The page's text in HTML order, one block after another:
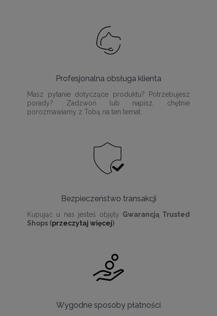
Profesjonalna obsługa klienta
Masz pytanie dotyczące produktu? Potrzebujesz
porady? Zadzwoń lub napisz, chętnie
porozmawiamy z Tobą na ten temat.
Bezpieczeństwo transakcji
Kupując u nas jesteś objęty Gwarancją Trusted
Shops (przeczytaj więcej)
Wygodne sposoby płatności